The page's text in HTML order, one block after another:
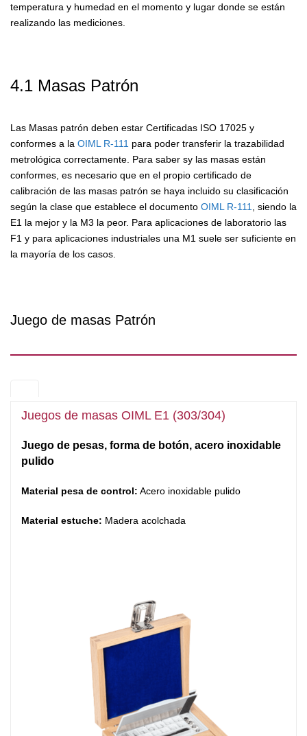
temperatura y humedad en el momento y lugar donde se están
realizando las mediciones.
4.1 Masas Patrón
Las Masas patrón deben estar Certificadas ISO 17025 y
conformes a la OIML R-111 para poder transferir la trazabilidad
metrológica correctamente. Para saber sy las masas están
conformes, es necesario que en el propio certificado de
calibración de las masas patrón se haya incluido su clasificación
según la clase que establece el documento OIML R-111
, siendo la
E1 la mejor y la M3 la peor. Para aplicaciones de laboratorio las
F1 y para aplicaciones industriales una M1 suele ser suficiente en
la mayoría de los casos.
Juego de masas Patrón
Juegos de masas OIML E1 (303/304)
Juego de pesas, forma de botón, acero inoxidable
pulido
Material pesa de control: Acero inoxidable pulido
Material estuche: Madera acolchada